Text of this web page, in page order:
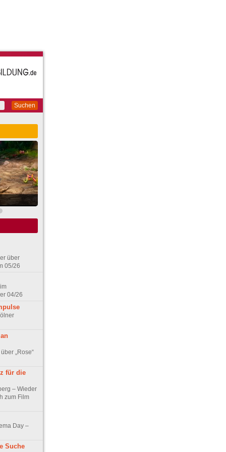
Suchen
über
05/26
04/26
„Rose“
für die
– Wieder
zum Film
Day –
Suche